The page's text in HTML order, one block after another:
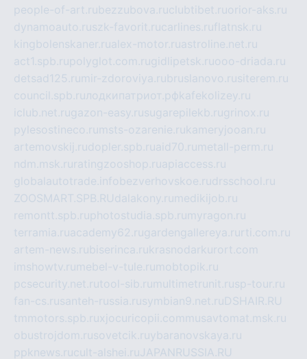
people-of-art.rubezzubova.ruclubtibet.ruorior-aks.ru
dynamoauto.ruszk-favorit.rucarlines.ruflatnsk.ru
kingbolenskaner.rualex-motor.ruastroline.net.ru
act1.spb.rupolyglot.com.rugidlipetsk.ruooo-driada.ru
detsad125.ru mir-zdoroviya.rubruslanovo.rusiterem.ru
council.spb.ruлодкипатриот.рфkafekolizey.ru
iclub.net.rugazon-easy.rusugarepilekb.rugrinox.ru
pylesostineco.ru msts-ozarenie.rukameryjooan.ru
artemovskij.rudopler.spb.ruaid70.ru metall-perm.ru
ndm.msk.ru ratingzooshop.ruapiaccess.ru
globalautotrade.info bezverhovskoe.rudrsschool.ru
ZOOSMART.SPB.RUdalakony.ru medikijob.ru
remontt.spb.ruphotostudia.spb.ru myragon.ru
terramia.ruacademy62.rugardengallereya.ru rti.com.ru
artem-news.rubiserinca.rukrasnodarkurort.com
imshowtv.ru mebel-v-tule.ru mobtopik.ru
pcsecurity.net.rutool-sib.ru multimetrunit.rusp-tour.ru
fan-cs.rusanteh-russia.rusymbian9.net.ruDSHAIR.RU
tmmotors.spb.ruxjocuricopii.com musavtomat.msk.ru
obustrojdom.rusovetcik.ruybaranovskaya.ru
ppknews.rucult-alshei.ruJAPANRUSSIA.RU